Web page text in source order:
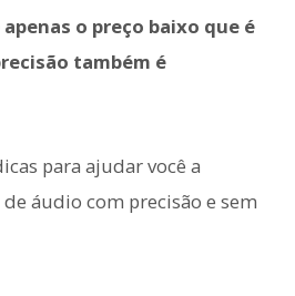
apenas o preço baixo que é
também é
para ajudar você a
áudio com precisão e sem